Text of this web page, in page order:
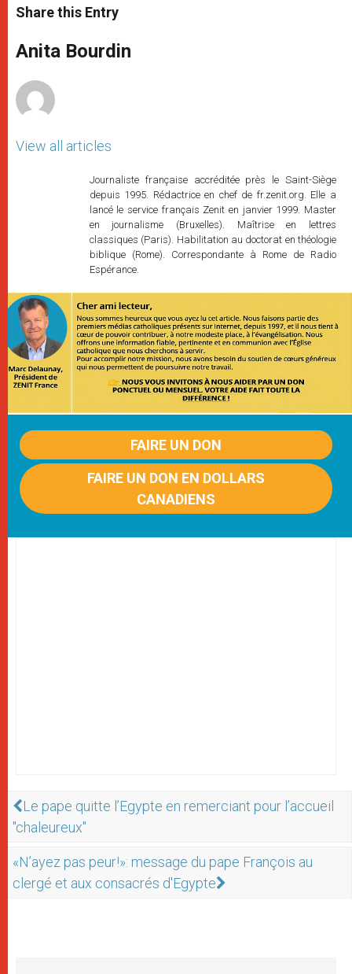
t
s
p
p
s
e
g
e
e
b
o
k
r
Share this Entry
Anita Bourdin
View all articles
Journaliste française accréditée près le Saint-Siège
depuis 1995. Rédactrice en chef de fr.zenit.org. Elle a
lancé le service français Zenit en janvier 1999. Master
en journalisme (Bruxelles). Maîtrise en lettres
classiques (Paris). Habilitation au doctorat en théologie
biblique (Rome). Correspondante à Rome de Radio
Espérance.
FAIRE UN DON
FAIRE UN DON EN DOLLARS
CANADIENS
Le pape quitte l’Egypte en remerciant pour l’accueil
"chaleureux"
«N’ayez pas peur!»: message du pape François au
clergé et aux consacrés d'Egypte